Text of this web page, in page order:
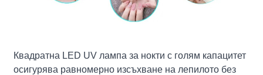
Квадратна LED UV лампа за нокти с голям капацитет
осигурява равномерно изсъхване на лепилото без